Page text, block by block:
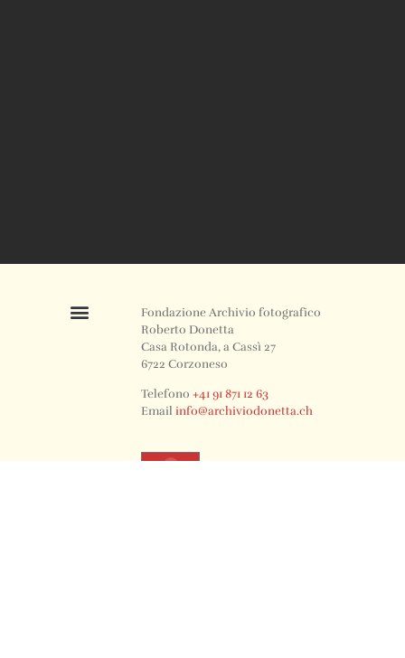
Fondazione Archivio fotografico
Roberto Donetta
Casa Rotonda, a Cassì 27
6722 Corzoneso
Telefono+41 91 871 12 63
Emailinfo@archiviodonetta.ch
0